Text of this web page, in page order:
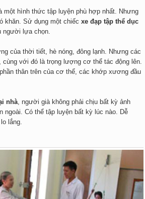
hình thức tập luyện phù hợp nhất. Nhưng
khăn. Sử dụng một chiếc xe đạp tập thể dục
người lựa chọn.
của thời tiết, hè nóng, đông lạnh. Nhưng các
với đó là trọng lượng cơ thể tác động lên.
thân trên của cơ thể, các khớp xương đầu
nhà , người già không phải chịu bất kỳ ảnh
Có thể tập luyện bất kỳ lúc nào. Dễ
lắng.